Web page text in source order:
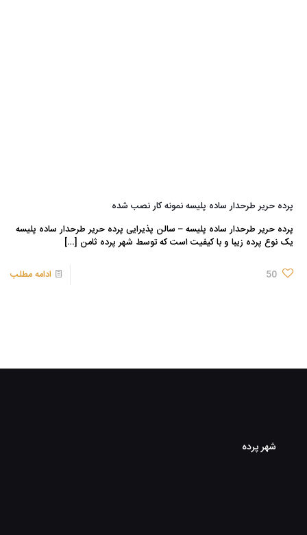
پرده حریر طرحدار ساده پلیسه نمونه کار نصب شده
پرده حریر طرحدار ساده پلیسه – سالن پذیرایی پرده حریر طرحدار ساده پلیسه
یک نوع پرده زیبا و با کیفیت است که توسط شهر پرده ثامن […]
50 ادامه مطلب
شهر پرده